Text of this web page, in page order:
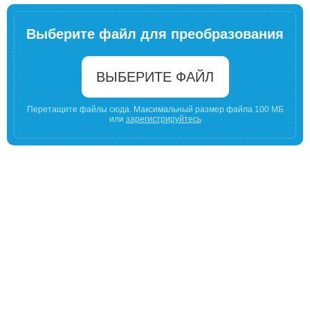
Выберите файл для преобразования
ВЫБЕРИТЕ ФАЙЛ
Перетащите файлы сюда. Максимальный размер файла 100 МБ
или зарегистрируйтесь